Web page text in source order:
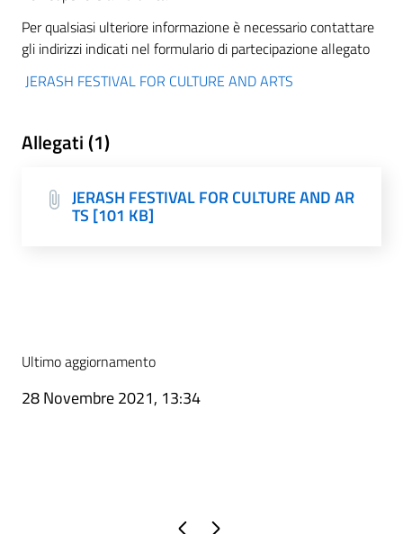
Per qualsiasi ulteriore informazione è necessario contattare
gli indirizzi indicati nel formulario di partecipazione allegato
JERASH FESTIVAL FOR CULTURE AND ARTS
Allegati (1)
JERASH FESTIVAL FOR CULTURE AND AR
TS [101 KB]
Ultimo aggiornamento
28 Novembre 2021, 13:34
Pagina precedente